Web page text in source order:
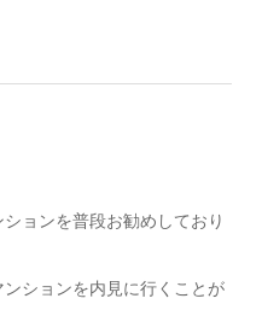
ョンを普段お勧めしており
ションを内見に行くことが